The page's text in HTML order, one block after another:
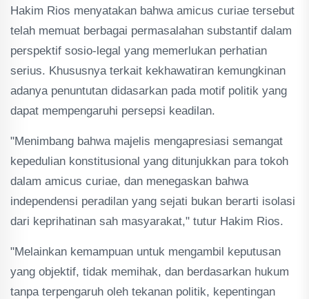
Hakim Rios menyatakan bahwa amicus curiae tersebut
telah memuat berbagai permasalahan substantif dalam
perspektif sosio-legal yang memerlukan perhatian
serius. Khususnya terkait kekhawatiran kemungkinan
adanya penuntutan didasarkan pada motif politik yang
dapat mempengaruhi persepsi keadilan.
"Menimbang bahwa majelis mengapresiasi semangat
kepedulian konstitusional yang ditunjukkan para tokoh
dalam amicus curiae, dan menegaskan bahwa
independensi peradilan yang sejati bukan berarti isolasi
dari keprihatinan sah masyarakat," tutur Hakim Rios.
"Melainkan kemampuan untuk mengambil keputusan
yang objektif, tidak memihak, dan berdasarkan hukum
tanpa terpengaruh oleh tekanan politik, kepentingan